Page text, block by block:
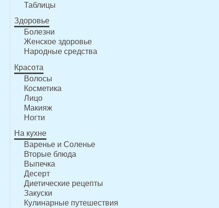
Таблицы
Здоровье
Болезни
Женское здоровье
Народные средства
Красота
Волосы
Косметика
Лицо
Макияж
Ногти
На кухне
Варенье и Соленье
Вторые блюда
Выпечка
Десерт
Диетические рецепты
Закуски
Кулинарные путешествия